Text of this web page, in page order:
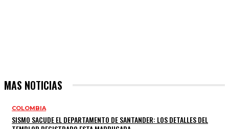
MAS NOTICIAS
COLOMBIA
SISMO SACUDE EL DEPARTAMENTO DE SANTANDER: LOS DETALLES DEL